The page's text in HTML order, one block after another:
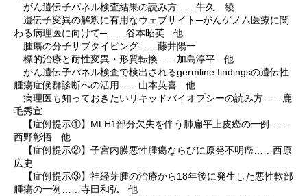
がん遺伝子パネル検査結果の読み方……牛久 綾
遺伝子変異の解釈に有用なウェブサイト─がんゲノム医療に関
わる病理医に向けて─……谷本昭英 他
腫瘍の分子サブタイピング……藤井陽一
標的治療と耐性変異・形質転換……加島淳平 他
がん遺伝子パネル検査で検出されるgermline findingsの遺伝性
腫瘍症候群診断への活用……山本英喜 他
病理医も知っておきたいリキッドバイオプシーの読み方……鹿
毛秀宣
【症例提示①】MLH1部分欠失を伴う肺扁平上皮癌の一例……
西野彰悟 他
【症例提示②】子宮内膜悪性腫瘍ならびに原発不明癌……西原
広史
【症例提示③】神経芽腫の治療から18年後に発生した悪性軟部
腫瘍の一例……寺田和弘 他